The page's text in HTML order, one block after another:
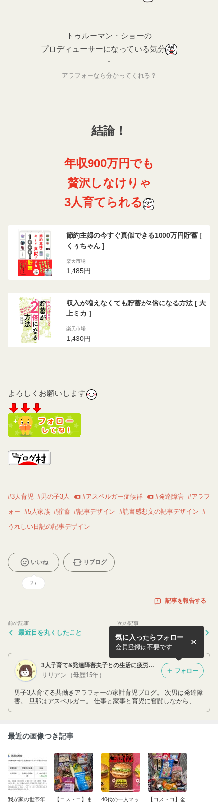
トゥルーマン・ショーの
プロディューサーになっている気分
↑
アラフォーなら分かってくれる？
結論！
年収900万円でも
贅沢しなけりゃ
3人育てられる
節約主婦の今すぐ真似できる1000万円貯蓄 [
くぅちゃん ]
楽天市場
1,485円
収入が増えなくても貯蓄が2倍になる方法 [ 大
上ミカ ]
楽天市場
1,430円
よろしくお願いします
#3人育児 #男の子3人 #アスペルガー症候群 #発達障害 #アラフ
ォー #5人家族 #貯蓄 #記事デザイン #読書感想文の記事デザイン #
うれしい日記の記事デザイン
いいね
27
リブログ
記事を報告する
前の記事
最近目を丸くしたこと
次の記事
【ニトリ】新学期に向けての
買い足し品
3人子育て&発達障害夫子との生活に疲労してる妻の節約をしたいブログ
リリアン（母歴15年）
男子3人育てる共働きアラフォーの家計育児ブログ。 次男は発達障
害。 旦那はアスペルガー。 仕事と家事と育児に奮闘しながら、ア
気に入ったらフォロー
会員登録は不要です
フォロー
最近の画像つき記事
我が家の世帯年 【コストコ】ま 40代の一人マッ 【コストコ】金